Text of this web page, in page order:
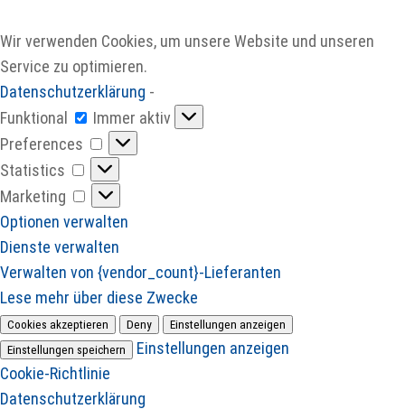
Wir verwenden Cookies, um unsere Website und unseren
Service zu optimieren.
Datenschutzerklärung -
Funktional
Funktional
Immer aktiv
Preferences
Preferences
Statistics
Statistics
Marketing
Marketing
Optionen verwalten
Dienste verwalten
Verwalten von {vendor_count}-Lieferanten
Lese mehr über diese Zwecke
Cookies akzeptieren Deny
Einstellungen anzeigen
Einstellungen speichern
Einstellungen anzeigen
Cookie-Richtlinie
Datenschutzerklärung